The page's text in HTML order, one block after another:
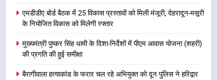
उत्तराखण्ड
महाराज की राजस्थान के मुख्यमंत्री से
गतिविधियों के विस्तार पर हुई चर्चा
उत्तराखण्ड
एमडीडीए बोर्ड बैठक में 25 विकास प्रस्तावों को मिली मंजूरी, देहरादून-मसूरी
के नियोजित विकास को मिलेगी रफ्तार
मुख्यमंत्री पुष्कर सिंह धामी के दिशा-निर्देशों में पीएम आवास योजना (शहरी)
की प्रगति की हुई समीक्षा
बैरागीवाला हत्याकांड के फरार चल रहे अभियुक्त को दून पुलिस ने हरिद्वार